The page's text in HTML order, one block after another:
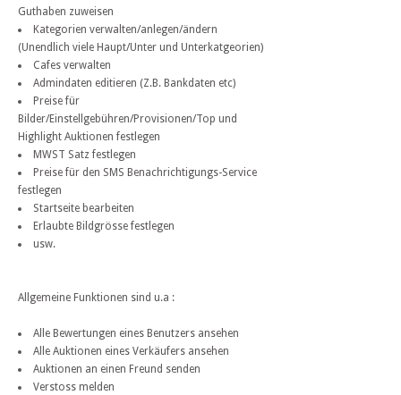
Guthaben zuweisen
Kategorien verwalten/anlegen/ändern
(Unendlich viele Haupt/Unter und Unterkatgeorien)
Cafes verwalten
Admindaten editieren (Z.B. Bankdaten etc)
Preise für
Bilder/Einstellgebühren/Provisionen/Top und
Highlight Auktionen festlegen
MWST Satz festlegen
Preise für den SMS Benachrichtigungs-Service
festlegen
Startseite bearbeiten
Erlaubte Bildgrösse festlegen
usw.
Allgemeine Funktionen sind u.a :
Alle Bewertungen eines Benutzers ansehen
Alle Auktionen eines Verkäufers ansehen
Auktionen an einen Freund senden
Verstoss melden